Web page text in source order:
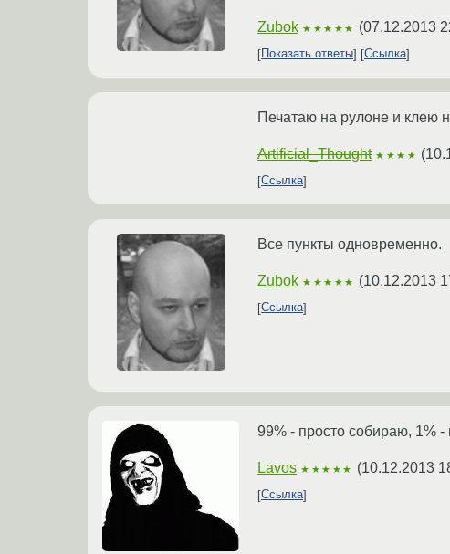
Zubok ★★★★★ (07.12.2013
Показать ответы Ссылка
Печатаю на рулоне и клею
Artificial_Thought ★★★★ (
Ссылка
Все пункты одновременно.
Zubok ★★★★★ (10.12.2013
Ссылка
99% - просто собираю, 1%
Lavos ★★★★★ (10.12.2013
Ссылка